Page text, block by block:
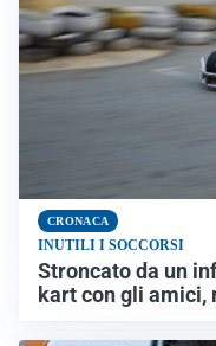
CRONACA
INUTILI I SOCCORSI
Stroncato da un
kart con gli amici,